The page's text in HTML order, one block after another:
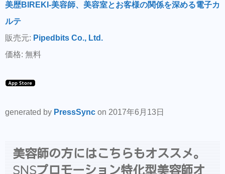
美歴BIREKI-美容師、美容室とお客様の関係を深める電子カ
ルテ
販売元: Pipedbits Co., Ltd.
価格: 無料
generated by PressSync on 2017年6月13日
美容師の方にはこちらもオススメ。
SNSプロモーション特化型美容師オ